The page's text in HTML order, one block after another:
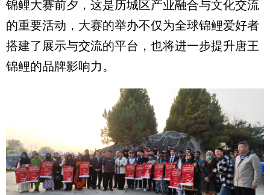
锦鲤大赛前夕，这是历城区产业融合与文化交流
的重要活动，大赛的举办不仅为全球锦鲤爱好者
搭建了展示与交流的平台，也将进一步提升唐王
锦鲤的品牌影响力。